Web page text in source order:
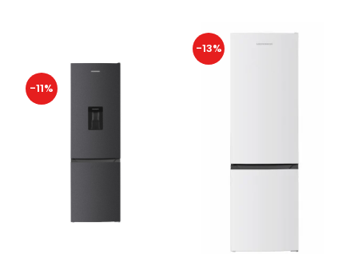
-11%
-13%